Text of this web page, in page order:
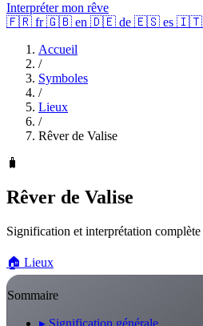
Interpréter mon rêve
🇫🇷 fr 🇬🇧 en 🇩🇪 de 🇪🇸 es 🇮🇹
Accueil
/
Symboles
/
Lieux
/
Rêver de Valise
🧳
Rêver de Valise
Signification et interprétation complète
🏠 Lieux
Sommaire
▸ Signification générale